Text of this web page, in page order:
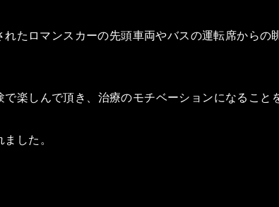
たロマンスカーの先頭車両やバスの運転席からの
楽しんで頂き、治療のモチベーションになること
した。